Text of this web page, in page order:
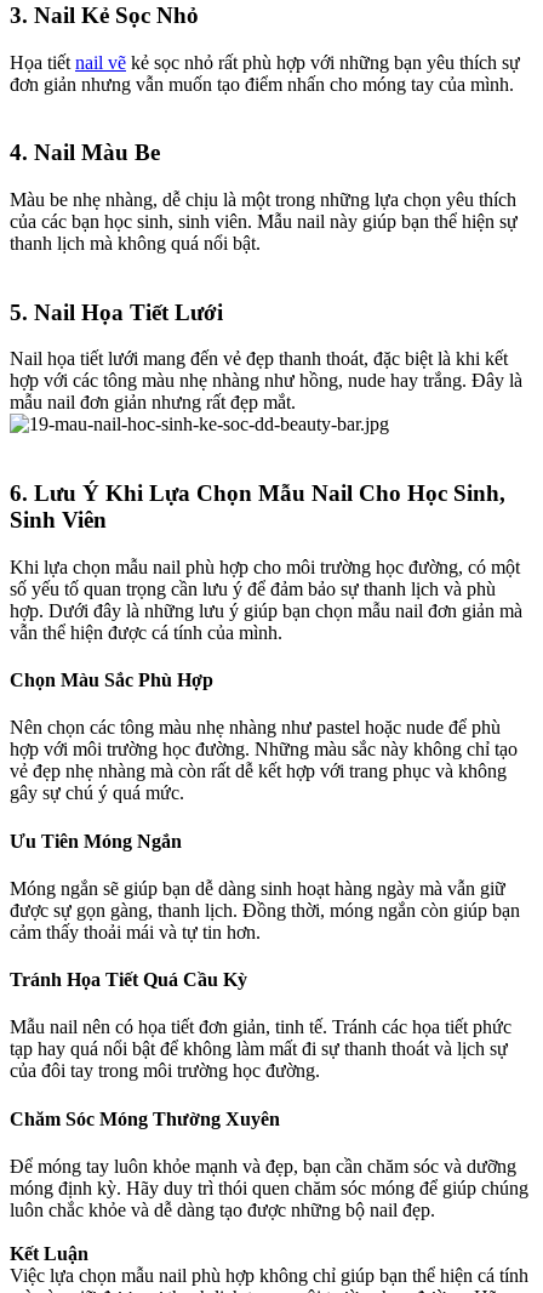
3. Nail Kẻ Sọc Nhỏ​
Họa tiết nail vẽ kẻ sọc nhỏ rất phù hợp với những bạn yêu thích sự
đơn giản nhưng vẫn muốn tạo điểm nhấn cho móng tay của mình.
4. Nail Màu Be​
Màu be nhẹ nhàng, dễ chịu là một trong những lựa chọn yêu thích
của các bạn học sinh, sinh viên. Mẫu nail này giúp bạn thể hiện sự
thanh lịch mà không quá nổi bật.
5. Nail Họa Tiết Lưới​
Nail họa tiết lưới mang đến vẻ đẹp thanh thoát, đặc biệt là khi kết
hợp với các tông màu nhẹ nhàng như hồng, nude hay trắng. Đây là
mẫu nail đơn giản nhưng rất đẹp mắt.
6. Lưu Ý Khi Lựa Chọn Mẫu Nail Cho Học Sinh,
Sinh Viên
Khi lựa chọn mẫu nail phù hợp cho môi trường học đường, có một
số yếu tố quan trọng cần lưu ý để đảm bảo sự thanh lịch và phù
hợp. Dưới đây là những lưu ý giúp bạn chọn mẫu nail đơn giản mà
vẫn thể hiện được cá tính của mình.
Chọn Màu Sắc Phù Hợp
Nên chọn các tông màu nhẹ nhàng như pastel hoặc nude để phù
hợp với môi trường học đường. Những màu sắc này không chỉ tạo
vẻ đẹp nhẹ nhàng mà còn rất dễ kết hợp với trang phục và không
gây sự chú ý quá mức.
Ưu Tiên Móng Ngắn
Móng ngắn sẽ giúp bạn dễ dàng sinh hoạt hàng ngày mà vẫn giữ
được sự gọn gàng, thanh lịch. Đồng thời, móng ngắn còn giúp bạn
cảm thấy thoải mái và tự tin hơn.
Tránh Họa Tiết Quá Cầu Kỳ
Mẫu nail nên có họa tiết đơn giản, tinh tế. Tránh các họa tiết phức
tạp hay quá nổi bật để không làm mất đi sự thanh thoát và lịch sự
của đôi tay trong môi trường học đường.
Chăm Sóc Móng Thường Xuyên
Để móng tay luôn khỏe mạnh và đẹp, bạn cần chăm sóc và dưỡng
móng định kỳ. Hãy duy trì thói quen chăm sóc móng để giúp chúng
luôn chắc khỏe và dễ dàng tạo được những bộ nail đẹp.
Kết Luận
Việc lựa chọn mẫu nail phù hợp không chỉ giúp bạn thể hiện cá tính